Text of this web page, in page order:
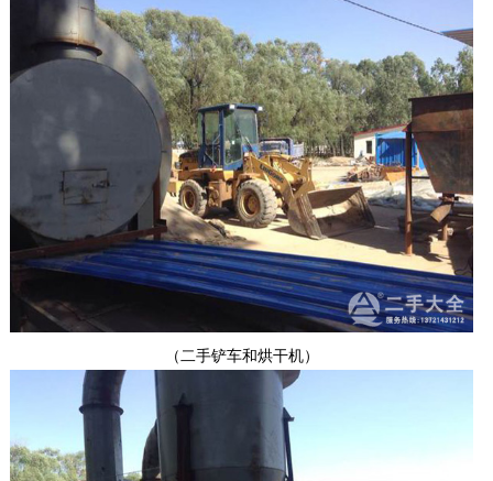
（二手铲车和烘干机）